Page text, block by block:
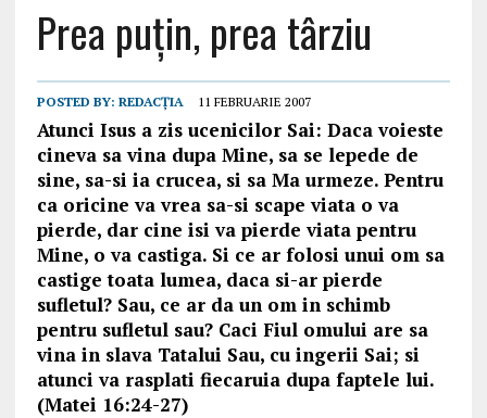
Prea puțin, prea târziu
POSTED BY: REDACȚIA 11 FEBRUARIE 2007
Atunci Isus a zis ucenicilor Sai: Daca voieste
cineva sa vina dupa Mine, sa se lepede de
sine, sa-si ia crucea, si sa Ma urmeze. Pentru
ca oricine va vrea sa-si scape viata o va
pierde, dar cine isi va pierde viata pentru
Mine, o va castiga. Si ce ar folosi unui om sa
castige toata lumea, daca si-ar pierde
sufletul? Sau, ce ar da un om in schimb
pentru sufletul sau? Caci Fiul omului are sa
vina in slava Tatalui Sau, cu ingerii Sai; si
atunci va rasplati fiecaruia dupa faptele lui.
(Matei 16:24-27)